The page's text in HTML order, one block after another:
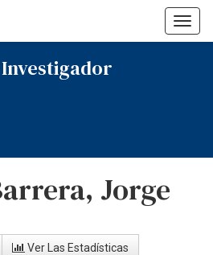
Jorge
Ver Las Estadísticas